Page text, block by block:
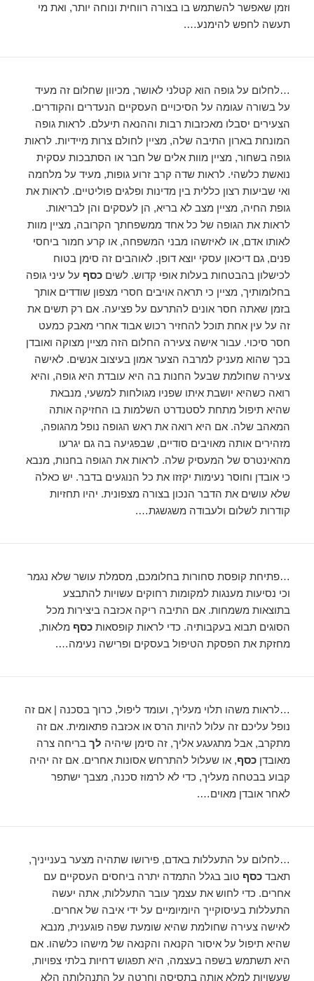
וזמן שאפשר להשתמש בו בצורה רווחית ונוחה יותר, ואת מי
תעשה לחפש להימנע….
…לחלום על גופה הוא קטלני לאושר, מכיוון שחלום זה מעיד
על בשורה עגומה על הסיכויים העסקיים הנעדרים והקודרים.
הצעירים יסבלו מאכזבות רבות וההנאה תיעלם. לראות גופה
המונחת בארון התיבה שלה, מציין לחולם צרות מיידיות. לראות
גופה בשחור, מציין מוות אלים של חבר או הסתבכות עסקית
נואשת כלשהי. לראות שדה קרב זרוע גופות, מעיד על מלחמה
ואי שביעות רצון כללית בין מדינות ופלגים פוליטיים. לראות את
גופת החיה, מציין מצב לא בריא, הן לעסקים והן לבריאות.
לראות את הגופה של כל אחד ממשפחתך הקרובה, מציין מוות
לאותו אדם, או לאיזשהו מבני המשפחה, או קרע חמור ביחסי
פנים, גם דיכאון עסקי יוצא דופן. לאוהבים זה סימן בטוח
לכישלון בהבטחות בעלות אופי קדוש. לשיםכסף על עיני גופה
בחלומותיך, מציין כי תראה אויבים חסרי מצפון שודדים אותך
בזמן שאתה חסר אונים להתרעם על פציעה. אם רק תשים את
זה על עין אחת תוכל להחזיר רכוש אבוד אחרי מאבק כמעט
חסר סיכוי. עבור אישה צעירה החלום הזה מציין מצוקה ואובדן
בכך שהוא מעניק למרבה הצער אמון בעיצוב אנשים. לאישה
צעירה שחולמת שבעל החנות בה היא עובדת היא גופה, והיא
רואה כשהיא יושבת איתו שפניו מגולחות למשעי, מנבאת
שהיא תיפול מתחת לסטנדרט השלמות בו החזיקה אותה
המאהב שלה. אם היא רואה את ראש הגופה נופל מהגופה,
מזהירים אותה מאויבים סודיים, שבפגיעה בה גם יגרעו
מהאינטרס של המעסיק שלה. לראות את הגופה בחנות, מנבא
כי אובדן וחוסר נעימות יקזזו את כל הנוגעים בדבר. יש כאלה
שלא עושים את הדבר הנכון בצורה מצפונית. יהיו תחזיות
קודרות לשלום ולעבודה משגשגת….
…פתיחת קופסת סחורות בחלומכם, מסמלת עושר שלא נגמר
וכי נסיעות מענגות למקומות רחוקים עשויות להתבצע
בתוצאות משמחות. אם התיבה ריקה אכזבה ביצירות מכל
הסוגים תבוא בעקבותיה. כדי לראות קופסאותכסף מלאות,
מחזקת את הפסקת הטיפול בעסקים ופרישה נעימה….
…לראות משהו תלוי מעליך, ועומד ליפול, כרוך בסכנה | אם זה
נופל עליכם זה עלול להיות הרס או אכזבה פתאומית. אם זה
מתקרב, אבל מתגעגע אליך, זה סימן שיהיה לך בריחה צרה
מאובדןכסף, או שעלול להתרחש אסונות אחרים. אם זה יהיה
קבוע בבטחה מעליך, כדי לא לרמוז סכנה, מצבך ישתפר
לאחר אובדן מאוים….
…לחלום על התעללות באדם, פירושו שתהיה מצער בענייניך,
תאבדכסף טוב בגלל התמדה יתרה ביחסים העסקיים עם
אחרים. כדי לחוש את עצמך עובר התעללות, אתה יעשה
התעללות בעיסוקייך היומיומיים על ידי איבה של אחרים.
לאישה צעירה שחולמת שהיא שומעת שפה פוגענית, מנבא
שהיא תיפול על איסור הקנאה והקנאה של מישהו כלשהו. אם
היא תשתמש בשפה בעצמה, היא תפגוש דחיות בלתי צפויות,
שעשויות למלא אותה בתסיסה וחרטה על התנהלותה הלא